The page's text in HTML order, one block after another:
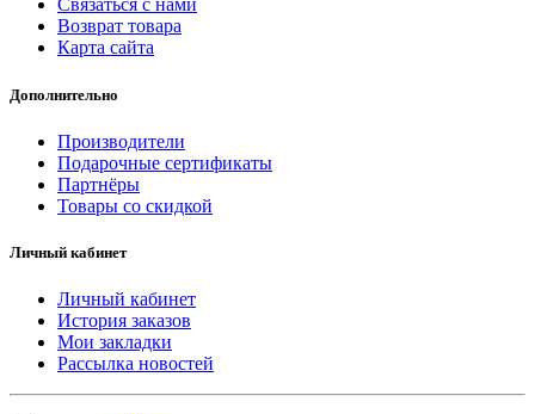
Связаться с нами
Возврат товара
Карта сайта
Дополнительно
Производители
Подарочные сертификаты
Партнёры
Товары со скидкой
Личный кабинет
Личный кабинет
История заказов
Мои закладки
Рассылка новостей